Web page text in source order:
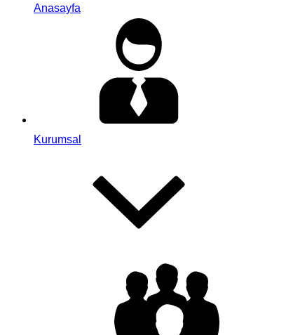
Anasayfa
Kurumsal